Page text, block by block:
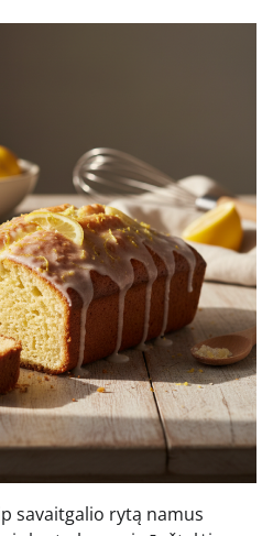
savaitgalio rytą namus